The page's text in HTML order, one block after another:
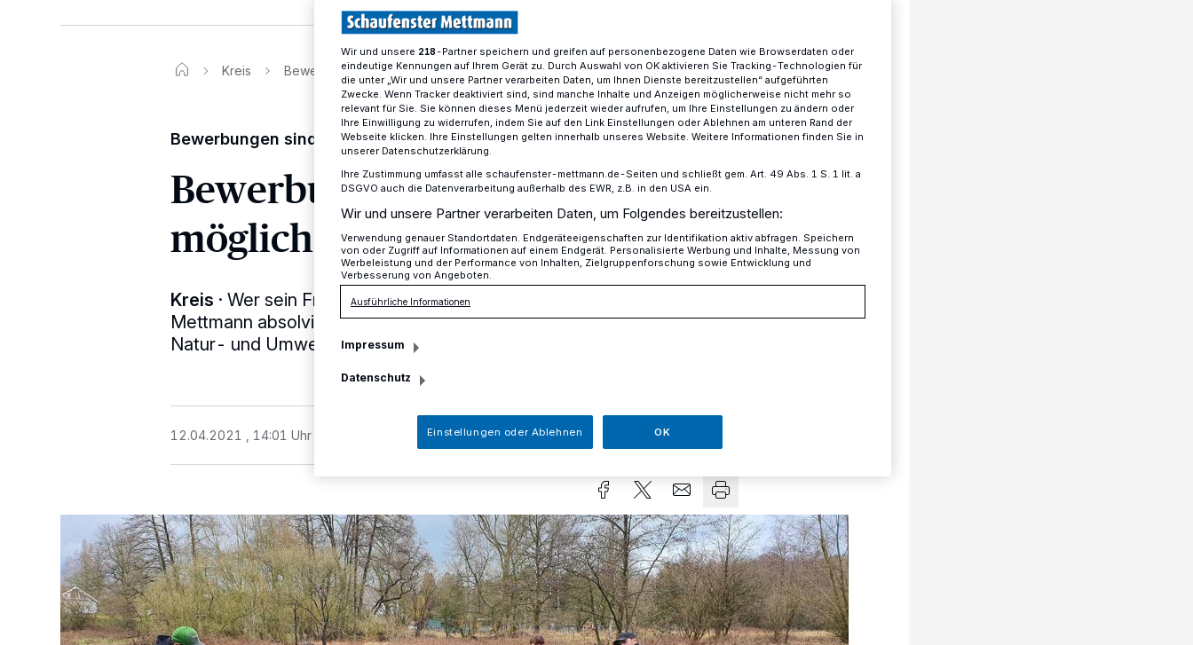
Kreis Bewerbungen sind ab sofort möglich
Bewerbungen sind ab sofort möglich
Bewerbungen sind ab sofort
möglich
Kreis · Wer sein Freiwilliges Ökologisches Jahr (FÖJ) beim Kreis
Mettmann absolvieren möchte, erhält einen interessanten Einblick in
Natur- und Umweltschutzarbeiten.
12.04.2021 , 14:01 Uhr 2 Minuten Lesezeit
Wir und unsere 218-Partner speichern und greifen auf personenbezogene Daten wie Browserdaten oder
eindeutige Kennungen auf Ihrem Gerät zu. Durch Auswahl von OK aktivieren Sie Tracking-Technologien für
die unter „Wir und unsere Partner verarbeiten Daten, um Ihnen Dienste bereitzustellen“ aufgeführten
Zwecke. Wenn Tracker deaktiviert sind, sind manche Inhalte und Anzeigen möglicherweise nicht mehr so
relevant für Sie. Sie können dieses Menü jederzeit wieder aufrufen, um Ihre Einstellungen zu ändern oder
Ihre Einwilligung zu widerrufen, indem Sie auf den Link Einstellungen oder Ablehnen am unteren Rand der
Webseite klicken. Ihre Einstellungen gelten innerhalb unseres Website. Weitere Informationen finden Sie in
unserer Datenschutzerklärung.
Ihre Zustimmung umfasst alle schaufenster-mettmann.de-Seiten und schließt gem. Art. 49 Abs. 1 S. 1 lit. a
DSGVO auch die Datenverarbeitung außerhalb des EWR, z.B. in den USA ein.
Wir und unsere Partner verarbeiten Daten, um Folgendes bereitzustellen:
Verwendung genauer Standortdaten. Endgeräteeigenschaften zur Identifikation aktiv abfragen. Speichern
von oder Zugriff auf Informationen auf einem Endgerät. Personalisierte Werbung und Inhalte, Messung von
Werbeleistung und der Performance von Inhalten, Zielgruppenforschung sowie Entwicklung und
Verbesserung von Angeboten.
Ausführliche Informationen
Impressum
Datenschutz
Einstellungen oder Ablehnen OK